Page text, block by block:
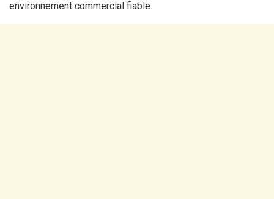
environnement commercial fiable.